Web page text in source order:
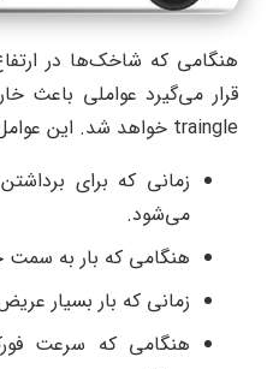
هنگامی که شاخک‌ها در
traingle خواهد شد. این عوامل عبارتند از:
زمانی که برای
می‌شود.
هنگامی که بار به
زمانی که بار بسیار
هنگامی که سرعت